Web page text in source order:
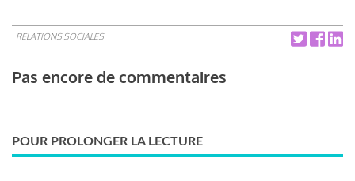
RELATIONS SOCIALES
Pas encore de commentaires
POUR PROLONGER LA LECTURE